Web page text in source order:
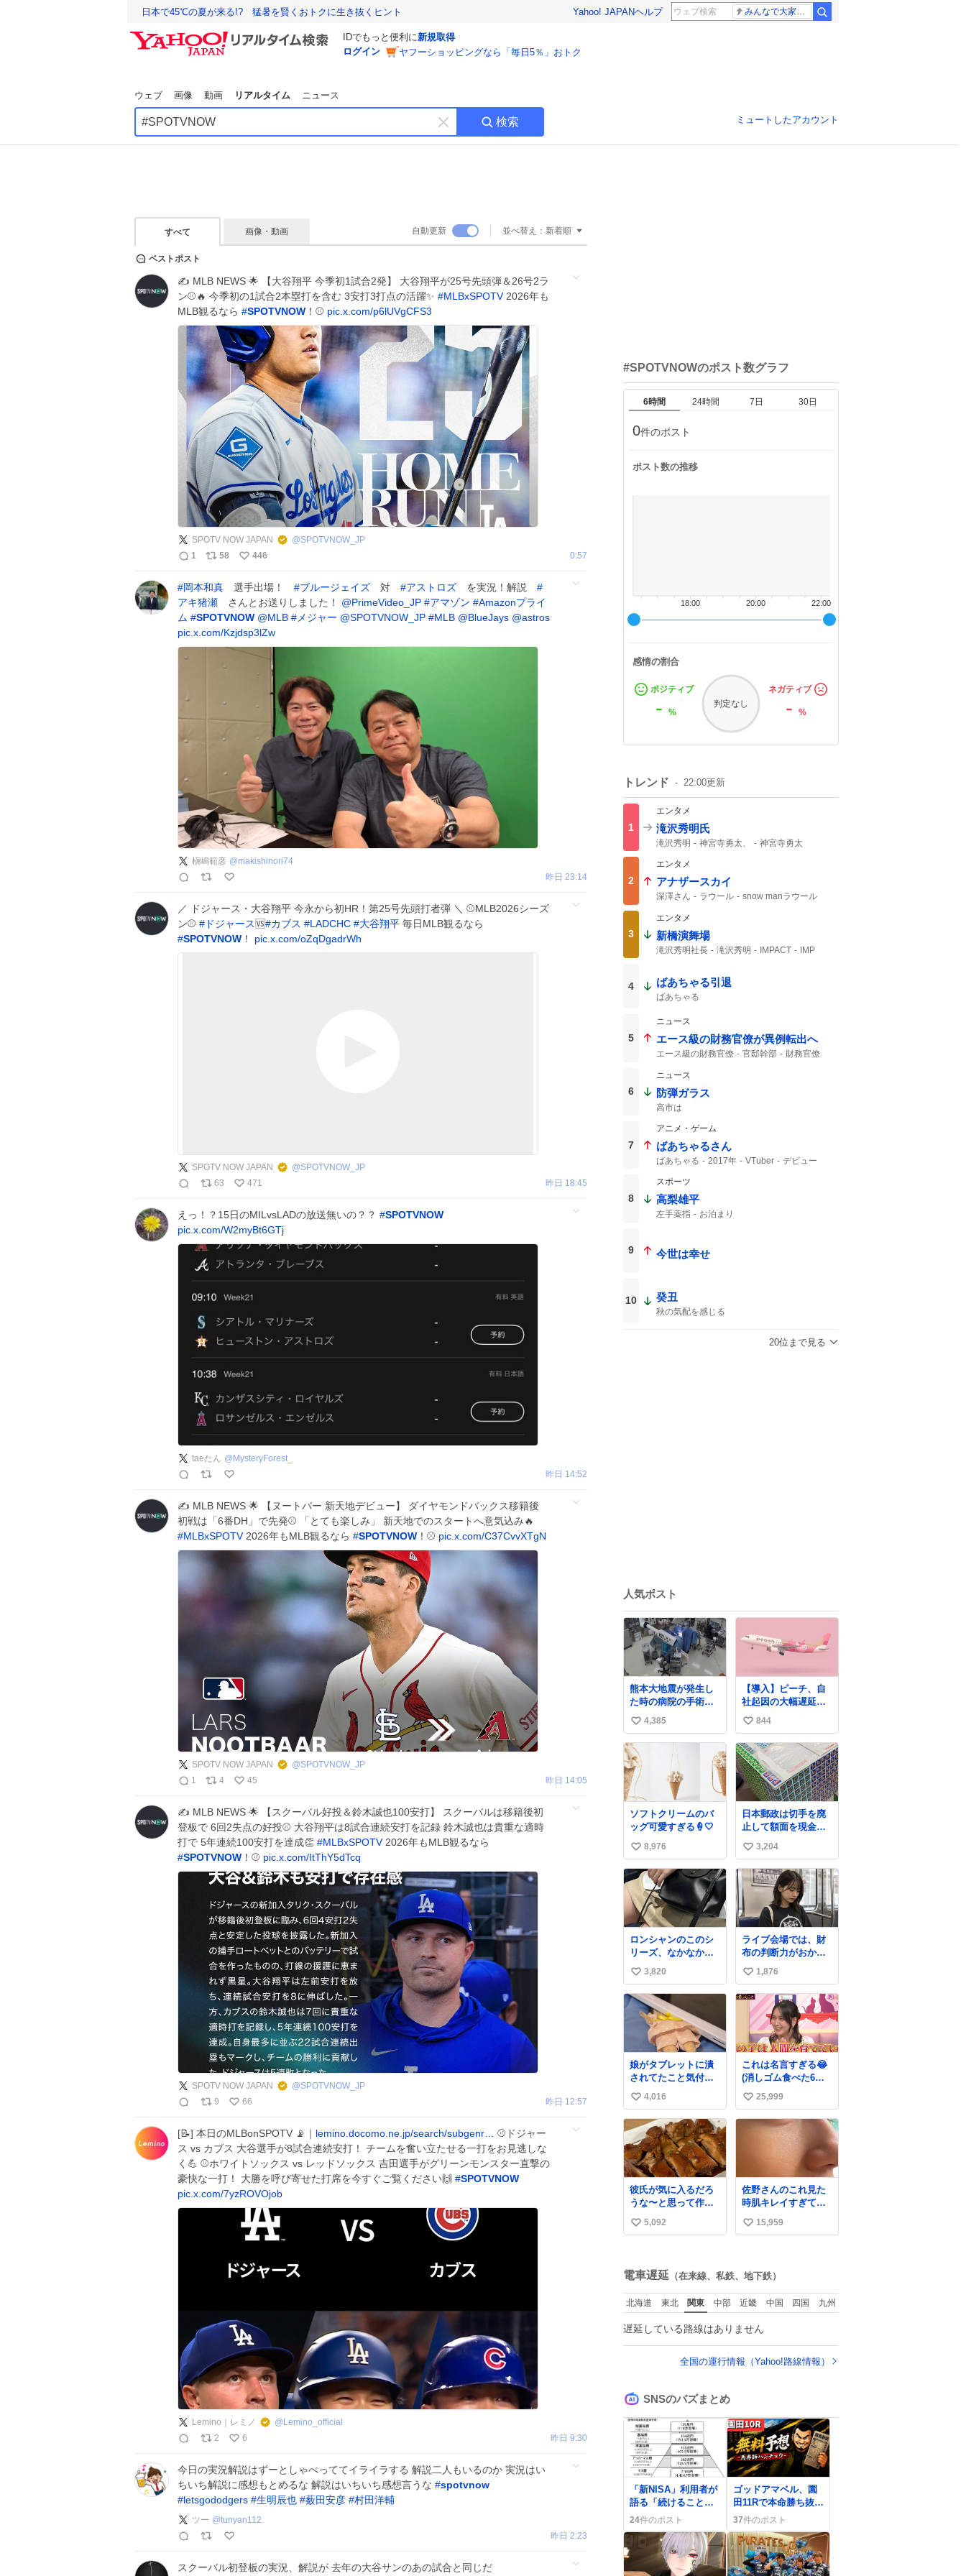
日本で45℃の夏が来る!? 猛暑を賢くおトクに生き抜くヒント Yahoo! JAPANヘルプ みんなで大家さん 2881億円
IDでもっと便利に新規取得
ログイン
ヤフーショッピングなら「毎日5％」おトク
ウェブ 画像 動画 リアルタイム ニュース
キ
ー
す
検索 ミュートしたアカウント
すべて 画像・動画 自動更新 並べ替え： 新着順
ベストポスト
✍️ MLB NEWS 🌟 【大谷翔平 今季初1試合2発】 大谷翔平が25号先頭弾＆26号2ラ
ン⚾️🔥 今季初の1試合2本塁打を含む 3安打3打点の活躍✨ #MLBxSPOTV2026年も
MLB観るなら #SPOTVNOW ！⚾️ pic.x.com/p6lUVgCFS3
SPOTV NOW JAPAN @SPOTVNOW_JP
1
58 446 0:57
#岡本和真 選手出場！ #ブルージェイズ 対 #アストロズ を実況！解説 #
アキ猪瀬 さんとお送りしました！ @PrimeVideo_JP #アマゾン #Amazonプライ
ム #SPOTVNOW @MLB # メジャー @SPOTVNOW_JP #MLB @BlueJays @astros
pic.x.com/Kzjdsp3lZw
槇嶋範彦 @makishinori74
昨日 23:14
／ ドジャース・大谷翔平 今永から初HR！第25号先頭打者弾 ＼ ⚾️MLB2026シーズ
ン⚾️ # ドジャース 🆚#カブス #LADCHC #大谷翔平 毎日MLB観るなら
#SPOTVNOW ！ pic.x.com/oZqDgadrWh
SPOTV NOW JAPAN @SPOTVNOW_JP
63
471 昨日 18:45
えっ！？15日のMILvsLADの放送無いの？？ #SPOTVNOW
pic.x.com/W2myBt6GTj
taeたん @ MysteryForest_
昨日 14:52
✍️ MLB NEWS 🌟 【ヌートバー 新天地デビュー】 ダイヤモンドバックス移籍後
初戦は「6番DH」で先発⚾️ 「とても楽しみ」 新天地でのスタートへ意気込み🔥
#MLBxSPOTV2026年もMLB観るなら #SPOTVNOW ！⚾️ pic.x.com/C37CvvXTgN
SPOTV NOW JAPAN @SPOTVNOW_JP
1
4 45 昨日 14:05
✍️ MLB NEWS 🌟 【スクーバル好投＆鈴木誠也100安打】 スクーバルは移籍後初
登板で 6回2失点の好投⚾️ 大谷翔平は8試合連続安打を記録 鈴木誠也は貴重な適時
打で 5年連続100安打を達成👏 #MLBxSPOTV2026年もMLB観るなら
#SPOTVNOW ！⚾️ pic.x.com/ItThY5dTcq
SPOTV NOW JAPAN @SPOTVNOW_JP
9
66 昨日 12:57
[📝] 本日のMLBonSPOTV 📡｜ lemino.docomo.ne.jp/search/subgenr…
⚾ドジャー
ス vs カブス 大谷選手が8試合連続安打！ チームを奮い立たせる一打をお見逃しな
く💪 ⚾ホワイトソックス vs レッドソックス 吉田選手がグリーンモンスター直撃の
豪快な一打！ 大勝を呼び寄せた打席を今すぐご覧ください🙌 #SPOTVNOW
pic.x.com/7yzROVOjob
Lemino｜レミノ @ Lemino_official
2
6 昨日 9:30
今日の実況解説はずーとしゃべっててイライラする 解説二人もいるのか 実況はい
ちいち解説に感想もとめるな 解説はいちいち感想言うな #spotvnow
#letsgododgers #生明辰也 #薮田安彦 #村田洋輔
ツー @tunyan112
昨日 2:23
スクーバル初登板の実況、解説が 去年の大谷サンのあの試合と同じだ
#SPOTVNOWのポスト数グラフ
6時間 24時間 7日 30日
0件のポスト
ポスト数の推移
22:00
20:00
18:00
感情の割合
ポジティブ
- %
判定なし
ネガティブ
-%
トレンド 22:00更新
1
エンタメ
滝沢秀明氏
滝沢秀明 神宮寺勇太、
神宮寺勇太
2
エンタメ
アナザースカイ
深澤さん ラウール
snow manラウール
3
エンタメ
新橋演舞場
滝沢秀明社長 滝沢秀明 IMPACT
IMP
4 ばあちゃる引退
ばあちゃる
5
ニュース
エース級の財務官僚が異例転出へ
エース級の財務官僚 官邸幹部 財務官僚
6
ニュース
防弾ガラス
高市は
7
アニメ・ゲーム
ばあちゃるさん
ばあちゃる 2017年 VTuber デビュー
8
スポーツ
高梨雄平
左手薬指 お泊まり
9 今世は幸せ
10 癸丑
秋の気配を感じる
20位まで見る
人気ポスト
熊本大地震が発生し
た時の病院の手術室
の映像が公開されて
いたがとにかく怖す
ぎる
x.com/nhk_news/sta
tu…
news.web.nhk/news
web/na/na-… #熊本
#大地震 #手術室
い
い
ね
数
4,385
【導入】ピーチ、自
社起因の大幅遅延・
欠航に「補償」開始
へ
news.livedoor.com/
article/detail… 同社
に起因する理由によ
って大幅遅延や欠航
が発生した場合、乗
客が負担した宿泊費
や交通費を、領収書
の事後申請に基づ
き、国内線は1人あた
り上限1万円、国際線
は上限2万円まで支払
う。
い
い
ね
数
844
ソフトクリームのバ
ッグ可愛すぎる🍦🤍
い
い
ね
数
8,976
日本郵政は切手を廃
止して額面を現金で
払い戻せ2026 #日本
郵政
@JapanPostHD_PR
い
い
ね
数
3,204
ロンシャンのこのシ
リーズ、なかなか安
くならないのにセー
ル価格になってる🖤
✨レザーなのが反則
級にかわいい。持っ
てるだけでコーデが
格上げされる。
い
い
ね
3,820
ライブ会場では、財
布の判断力がおかし
くなる。
い
い
ね
数
1,876
娘がタブレットに潰
されてたこと気付か
なかった。 旦那だけ
は娘の波長を感じ取
れるから声出せずと
もSOSが伝わったら
しい。 急いで旦那が
救出して、泣きじゃ
くる娘に自分も謝っ
て抱きしめようとし
たら、ビンタされて
しまった。3回ほど。
小さい手だけど、地
味に痛い。 その後、
い
い
ね
数
4,016
これは名言すぎる😂
(消しゴム食べた6歳
の弟を思い出しなが
ら)い
い
25,999
彼氏が気に入るだろ
うな〜と思って作っ
たら想像の何倍も美
味しい美味しい言っ
い
数
5,092
佐野さんのこれ見た
時肌キレイすぎてび
っくりしたし、やは
りアイドルって体型･
い
数
15,959
電車遅延 （在来線、私鉄、地下鉄）
北海道 東北 関東 中部 近畿 中国 四国 九州
遅延している路線はありません
全国の運行情報（Yahoo!路線情報）
SNSのバズまとめ
「新NISA」利用者が
語る「続けることが
大事」積立増加の声
が広がる
24件のポスト
ゴッドアマベル、園
田11Rで本命勝ち抜き
高配当！ファン歓喜
の声続出
37件のポスト